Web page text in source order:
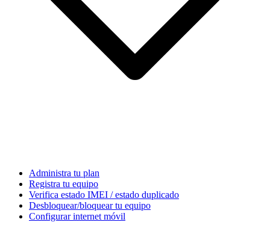
Administra tu plan
Registra tu equipo
Verifica estado IMEI / estado duplicado
Desbloquear/bloquear tu equipo
Configurar internet móvil